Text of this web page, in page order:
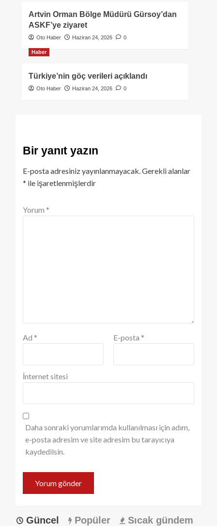
Artvin Orman Bölge Müdürü Gürsoy’dan
ASKF’ye ziyaret
Oto Haber Haziran 24, 2026 0
Haber
Türkiye’nin göç verileri açıklandı
Oto Haber Haziran 24, 2026 0
Bir yanıt yazın
E-posta adresiniz yayınlanmayacak.Gerekli alanlar
* ile işaretlenmişlerdir
Yorum *
Ad * E-posta *
İnternet sitesi
Daha sonraki yorumlarımda kullanılması için adım,
e-posta adresim ve site adresim bu tarayıcıya
kaydedilsin.
Güncel Popüler Sıcak gündem